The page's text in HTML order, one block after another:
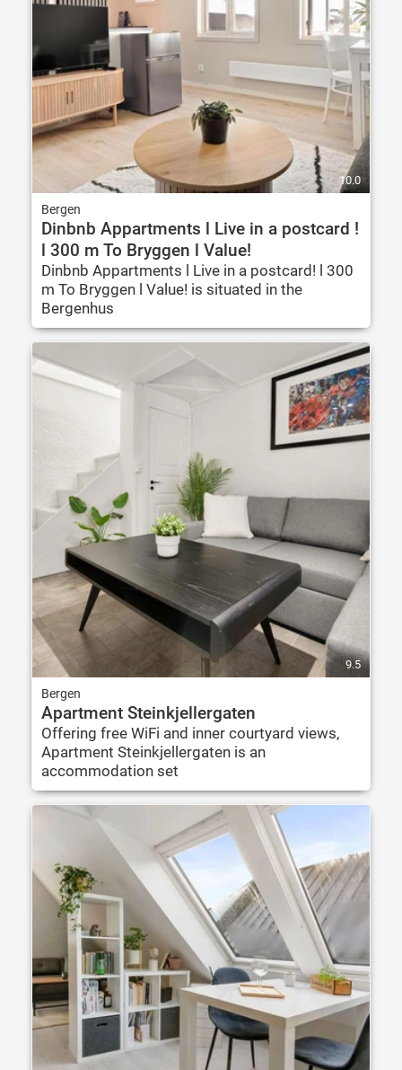
10.0
Bergen
Dinbnb Appartments l Live in a postcard !
l 300 m To Bryggen l Value!
Dinbnb Appartments l Live in a postcard! l 300
m To Bryggen l Value! is situated in the
Bergenhus
9.5
Bergen
Apartment Steinkjellergaten
Offering free WiFi and inner courtyard views,
Apartment Steinkjellergaten is an
accommodation set